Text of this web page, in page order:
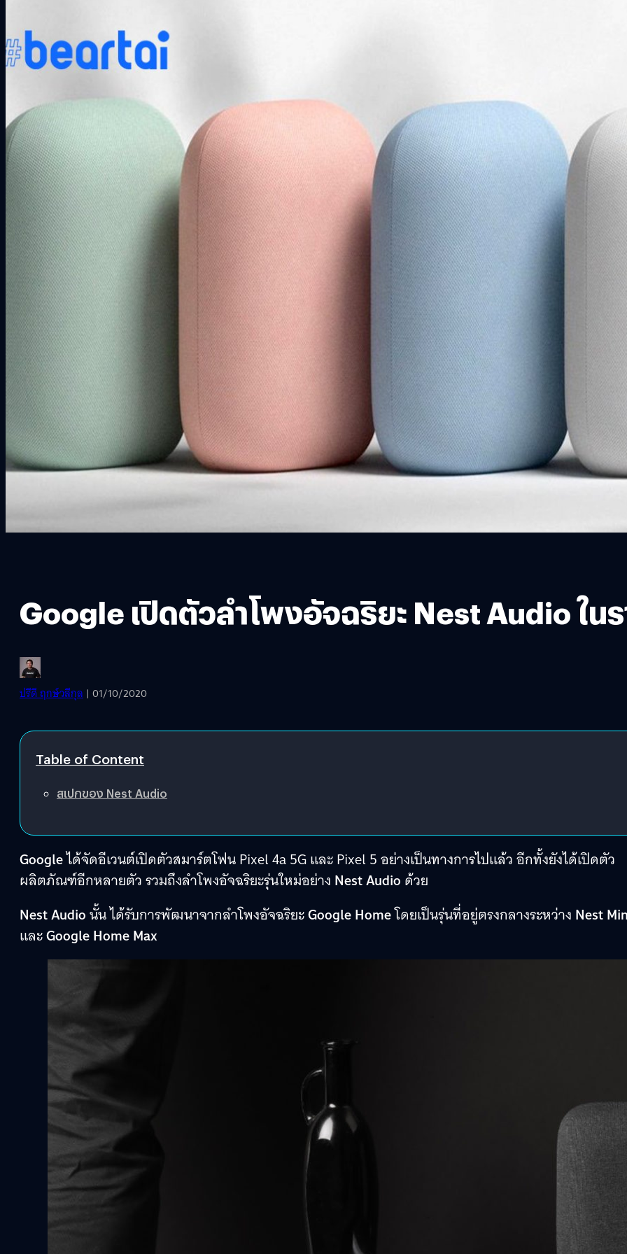
Google เปิดตัวลำโพงอัจฉริยะ Nest Audio ใน
ปรีดี ฤกษ์วลีกุล | 01/10/2020
Table of Content
สเปกของ Nest Audio
Googleได้จัดอีเวนต์เปิดตัวสมาร์ตโฟน Pixel 4a 5G และ Pixel 5 อย่างเป็นทางการไปแล้ว อีกทั้งยังได้เปิดตัว
ผลิตภัณฑ์อีกหลายตัว รวมถึงลำโพงอัจฉริยะรุ่นใหม่อย่าง Nest Audio ด้วย
Nest Audioนั้น ได้รับการพัฒนาจากลำโพงอัจฉริยะGoogle Homeโดยเป็นรุ่นที่อยู่ตรงกลางระหว่าง Nest
และGoogle Home Max